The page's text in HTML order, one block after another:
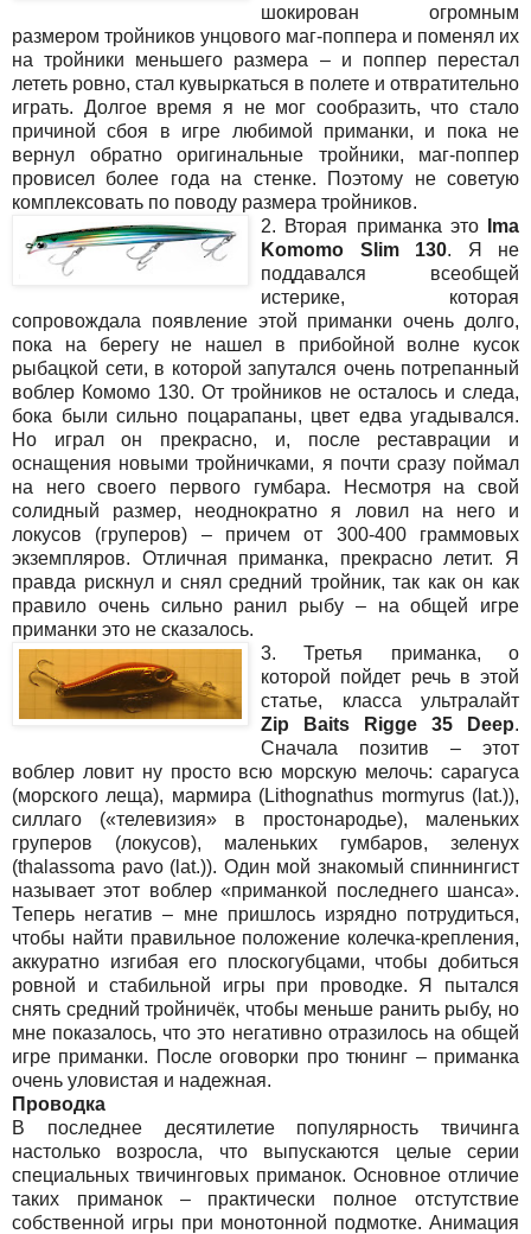
шокирован огромным
размером тройников унцового маг-поппера и поменял их
на тройники меньшего размера – и поппер перестал
лететь ровно, стал кувыркаться в полете и отвратительно
играть. Долгое время я не мог сообразить, что стало
причиной сбоя в игре любимой приманки, и пока не
вернул обратно оригинальные тройники, маг-поппер
провисел более года на стенке. Поэтому не советую
комплексовать по поводу размера тройников.
2. Вторая приманка это
Ima
Komomo Slim 130. Я не
поддавался всеобщей
истерике, которая
сопровождала появление этой приманки очень долго,
пока на берегу не нашел в прибойной волне кусок
рыбацкой сети, в которой запутался очень потрепанный
воблер Комомо 130. От тройников не осталось и следа,
бока были сильно поцарапаны, цвет едва угадывался.
Но играл он прекрасно, и, после реставрации и
оснащения новыми тройничками, я почти сразу поймал
на него своего первого гумбара. Несмотря на свой
солидный размер, неоднократно я ловил на него и
локусов (груперов) – причем от 300-400 граммовых
экземпляров. Отличная приманка, прекрасно летит. Я
правда рискнул и снял средний тройник, так как он как
правило очень сильно ранил рыбу – на общей игре
приманки это не сказалось.
3. Третья приманка, о
которой пойдет речь в этой
статье, класса ультралайт
Zip Baits Rigge 35 Deep.
Сначала позитив – этот
воблер ловит ну просто всю морскую мелочь: сарагуса
(морского леща), мармира (Lithognathus mormyrus (lat.)),
силлаго («телевизия» в простонародье), маленьких
груперов (локусов), маленьких гумбаров, зеленух
(thalassoma pavo (lat.)). Один мой знакомый спиннингист
называет этот воблер «приманкой последнего шанса».
Теперь негатив – мне пришлось изрядно потрудиться,
чтобы найти правильное положение колечка-крепления,
аккуратно изгибая его плоскогубцами, чтобы добиться
ровной и стабильной игры при проводке. Я пытался
снять средний тройничёк, чтобы меньше ранить рыбу, но
мне показалось, что это негативно отразилось на общей
игре приманки. После оговорки про тюнинг – приманка
очень уловистая и надежная.
Проводка
В последнее десятилетие популярность твичинга
настолько возросла, что выпускаются целые серии
специальных твичинговых приманок. Основное отличие
таких приманок – практически полное отстутствие
собственной игры при монотонной подмотке. Анимация